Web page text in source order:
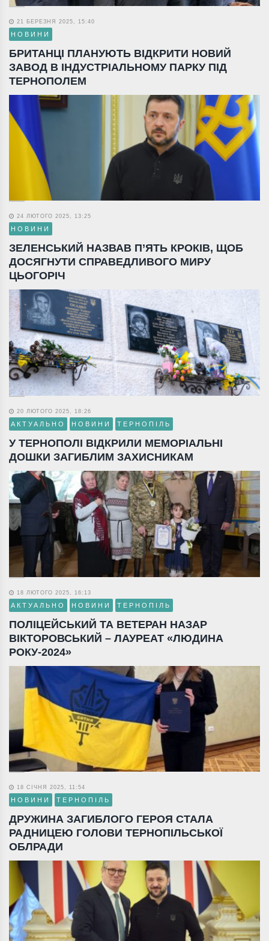
21 БЕРЕЗНЯ 2025, 15:40
НОВИНИ
БРИТАНЦІ ПЛАНУЮТЬ ВІДКРИТИ НОВИЙ
ЗАВОД В ІНДУСТРІАЛЬНОМУ ПАРКУ ПІД
ТЕРНОПОЛЕМ
24 ЛЮТОГО 2025, 13:25
НОВИНИ
ЗЕЛЕНСЬКИЙ НАЗВАВ П’ЯТЬ КРОКІВ, ЩОБ
ДОСЯГНУТИ СПРАВЕДЛИВОГО МИРУ
ЦЬОГОРІЧ
20 ЛЮТОГО 2025, 18:26
АКТУАЛЬНО НОВИНИ ТЕРНОПІЛЬ
У ТЕРНОПОЛІ ВІДКРИЛИ МЕМОРІАЛЬНІ
ДОШКИ ЗАГИБЛИМ ЗАХИСНИКАМ
18 ЛЮТОГО 2025, 16:13
АКТУАЛЬНО НОВИНИ ТЕРНОПІЛЬ
ПОЛІЦЕЙСЬКИЙ ТА ВЕТЕРАН НАЗАР
ВІКТОРОВСЬКИЙ – ЛАУРЕАТ «ЛЮДИНА
РОКУ-2024»
18 СІЧНЯ 2025, 11:54
НОВИНИ ТЕРНОПІЛЬ
ДРУЖИНА ЗАГИБЛОГО ГЕРОЯ СТАЛА
РАДНИЦЕЮ ГОЛОВИ ТЕРНОПІЛЬСЬКОЇ
ОБЛРАДИ